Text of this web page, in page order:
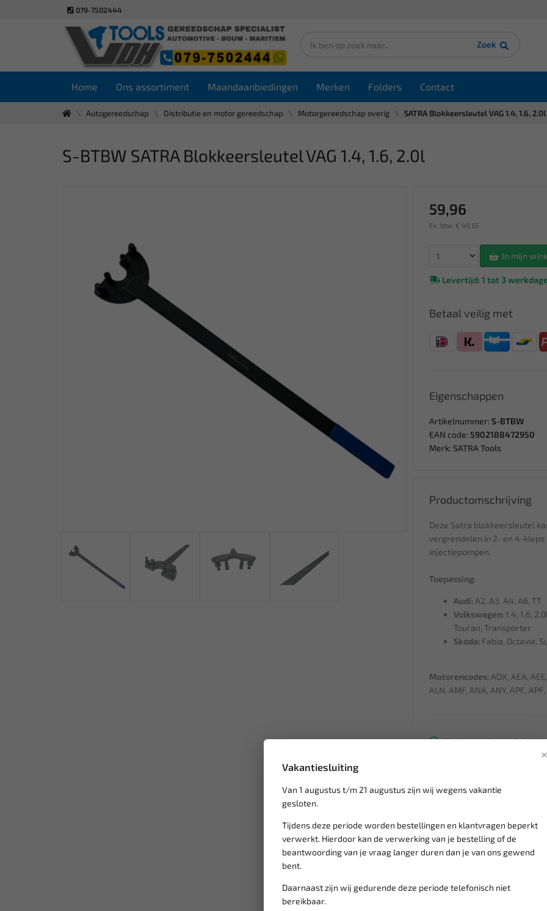
079-7502444
Zoek
Home Ons assortiment Maandaanbiedingen Merken Folders Contact
Autogereedschap Distributie en motor gereedschap Motorgereedschap overig SATRA Blokkeersleutel VAG 1.4, 1.6, 2.0l
×
Vakantiesluiting
Van 1 augustus t/m 21 augustus zijn wij wegens vakantie
gesloten.
Tijdens deze periode worden bestellingen en klantvragen beperkt
verwerkt. Hierdoor kan de verwerking van je bestelling of de
beantwoording van je vraag langer duren dan je van ons gewend
bent.
Daarnaast zijn wij gedurende deze periode telefonisch niet
bereikbaar.
S-BTBW SATRA Blokkeersleutel VAG 1.4, 1.6, 2.0l
59,96
Ex. btw: € 49,55
In mijn
Levertijd: 1 tot 3
Betaal veilig met
Eigenschappen
Artikelnummer: S-BTBW
EAN code: 5902188472950
Merk: SATRA Tools
Productomschrijving
Deze Satra blokkeersleutel
vergrendelen in 2- en 4-
injectiepompen.
Toepassing:
Audi: A2, A3, A4, A6, TT
Volkswagen: 1.4, 1.6,
Touran, Transporter
Skoda: Fabia, Octavia,
Motorencodes: ADX, AEA,
ALN, AMF, ANA, ANY, APE,
Klantenservice,werkdagen
gemiddeld 1-3
Lage verzendkosten NL